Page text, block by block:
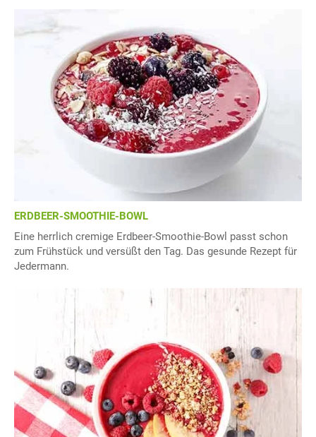
ERDBEER-SMOOTHIE-BOWL
Eine herrlich cremige Erdbeer-Smoothie-Bowl passt schon
zum Frühstück und versüßt den Tag. Das gesunde Rezept für
Jedermann.